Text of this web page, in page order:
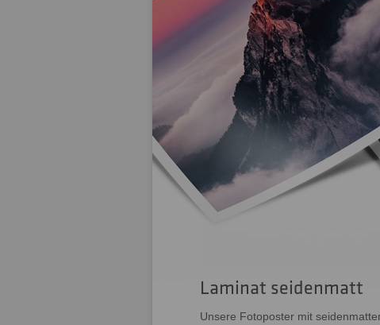
Laminat seidenmatt
Unsere Fotoposter mit